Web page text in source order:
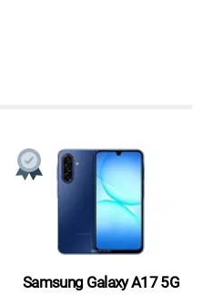
Samsung Galaxy A17 5G